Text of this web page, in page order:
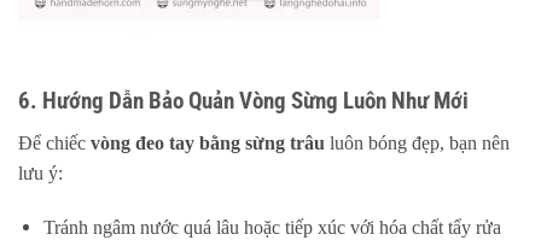
6. Hướng Dẫn Bảo Quản Vòng Sừng Luôn Như Mới
Để chiếc vòng đeo tay bằng sừng trâu luôn bóng đẹp, bạn nên
lưu ý:
Tránh ngâm nước quá lâu hoặc tiếp xúc với hóa chất tẩy rửa